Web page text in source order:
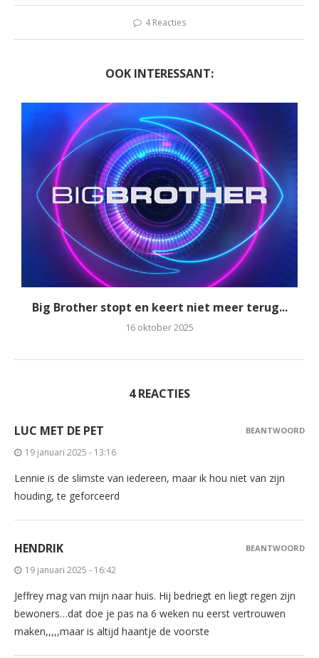
4 Reacties
OOK INTERESSANT:
Big Brother stopt en keert niet meer terug...
16 oktober 2025
4 REACTIES
LUC MET DE PET
19 januari 2025 - 13:16
Lennie is de slimste van iedereen, maar ik hou niet van zijn
houding, te geforceerd
BEANTWOORD
HENDRIK
19 januari 2025 - 16:42
Jeffrey mag van mijn naar huis. Hij bedriegt en liegt regen zijn
bewoners…dat doe je pas na 6 weken nu eerst vertrouwen
maken,,,,,maar is altijd haantje de voorste
BEANTWOORD